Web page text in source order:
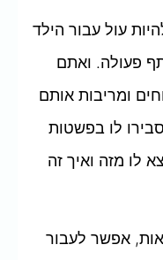
עול עבור הילד
פעולה. ואתם
ומריבות אותם
לו בפשטות
לו מזה ואיך זה
אפשר לעבור